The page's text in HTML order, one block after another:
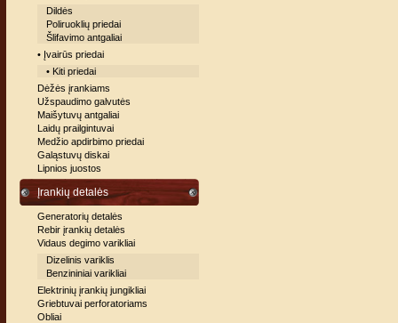
Dildės
Poliruoklių priedai
Šlifavimo antgaliai
• Įvairūs priedai
• Kiti priedai
Dėžės įrankiams
Užspaudimo galvutės
Maišytuvų antgaliai
Laidų prailgintuvai
Medžio apdirbimo priedai
Galąstuvų diskai
Lipnios juostos
Įrankių detalės
Generatorių detalės
Rebir įrankių detalės
Vidaus degimo varikliai
Dizelinis variklis
Benzininiai varikliai
Elektrinių įrankių jungikliai
Griebtuvai perforatoriams
Obliai